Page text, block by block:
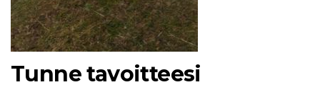
Tunne tavoitteesi